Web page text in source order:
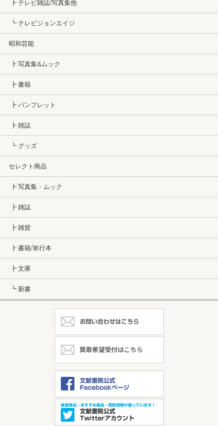
┣ テレビ雑誌/写真集他
┗ テレビジョンエイジ
昭和芸能
┣ 写真集&ムック
┣ 書籍
┣ パンフレット
┣ 雑誌
┗ グッズ
セレクト商品
┣ 写真集・ムック
┣ 雑誌
┣ 雑貨
┣ 書籍/単行本
┣ 文庫
┗ 新書